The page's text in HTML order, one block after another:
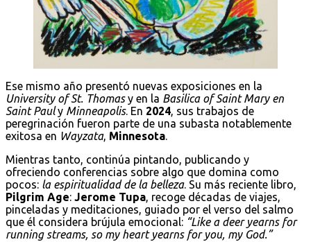
Ese mismo año presentó nuevas exposiciones en la
University of St. Thomasy en la Basilica of Saint Mary en
Saint Pauly Minneapolis. En 2024, sus trabajos de
peregrinación fueron parte de una subasta notablemente
exitosa en Wayzata, Minnesota.
Mientras tanto, continúa pintando, publicando y
ofreciendo conferencias sobre algo que domina como
pocos: la espiritualidad de la belleza. Su más reciente libro,
Pilgrim Age: Jerome Tupa, recoge décadas de viajes,
pinceladas y meditaciones, guiado por el verso del salmo
que él considera brújula emocional: “Like a deer yearns for
running streams, so my heart yearns for you, my God.”